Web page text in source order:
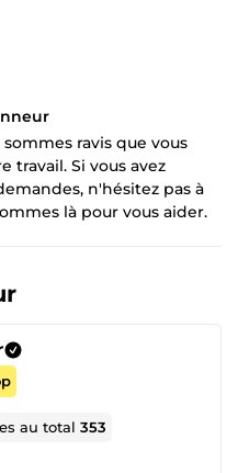
ravis que vous
travail. Si vous avez
n'hésitez pas à
là pour vous aider.
au total353